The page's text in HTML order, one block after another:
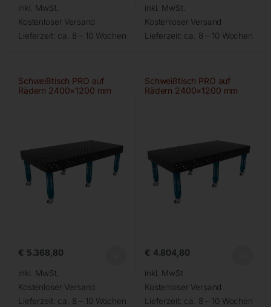
inkl. MwSt.
Kostenloser Versand
Lieferzeit: ca. 8 – 10 Wochen
inkl. MwSt.
Kostenloser Versand
Lieferzeit: ca. 8 – 10 Wochen
Schweißtisch PRO auf
Rädern 2400×1200 mm
€ 5.368,80
inkl. MwSt.
Kostenloser Versand
Lieferzeit: ca. 8 – 10 Wochen
Schweißtisch PRO auf
Rädern 2400×1200 mm
€ 4.804,80
inkl. MwSt.
Kostenloser Versand
Lieferzeit: ca. 8 – 10 Wochen